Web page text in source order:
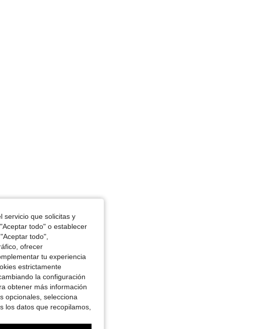
cm / 51 in, Color: Multicolor, Talla: 1XL
servicio que solicitas y
todo" o establecer
todo",
ofrecer
tu experiencia
estrictamente
la configuración
obtener más información
opcionales, selecciona
los datos que recopilamos,